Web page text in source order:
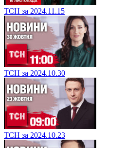
ТСН за 2024.11.15
ТСН за 2024.10.30
ТСН за 2024.10.23